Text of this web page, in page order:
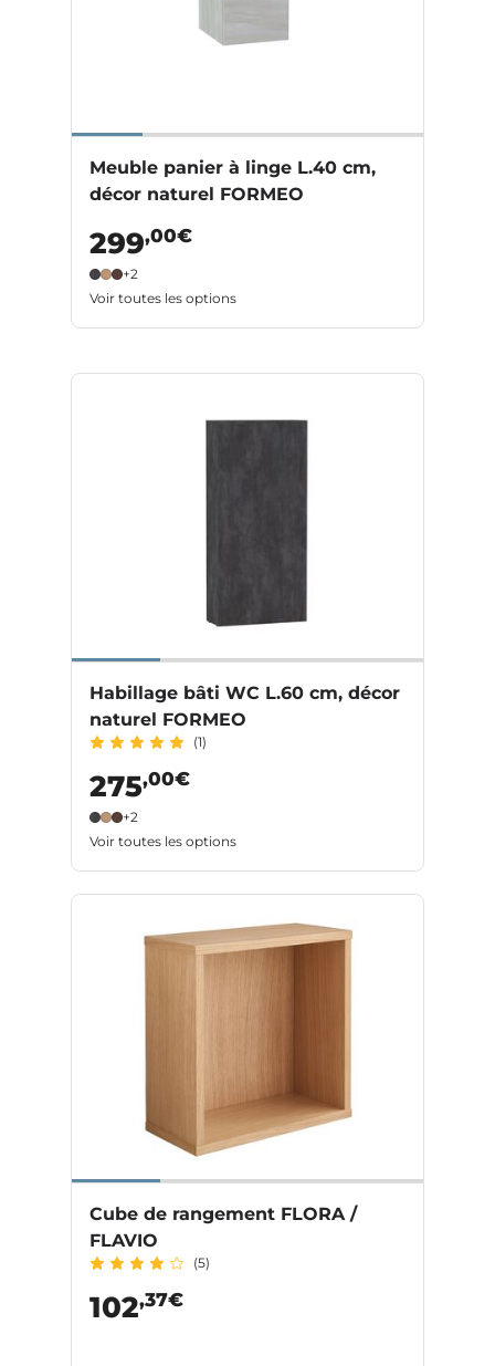
Meuble panier à linge L.40 cm,
décor naturel FORMEO
299,00€
+2
Voir toutes les options
Habillage bâti WC L.60 cm, décor
naturel FORMEO
(1)
275,00€
+2
Voir toutes les options
Cube de rangement FLORA /
FLAVIO
(5)
102,37€